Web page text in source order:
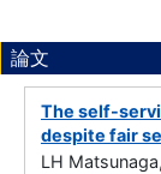
論文
The self-
despite fair
LH